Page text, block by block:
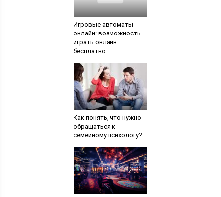
Игровые автоматы
онлайн: возможность
играть онлайн
бесплатно
Как понять, что нужно
обращаться к
семейному психологу?